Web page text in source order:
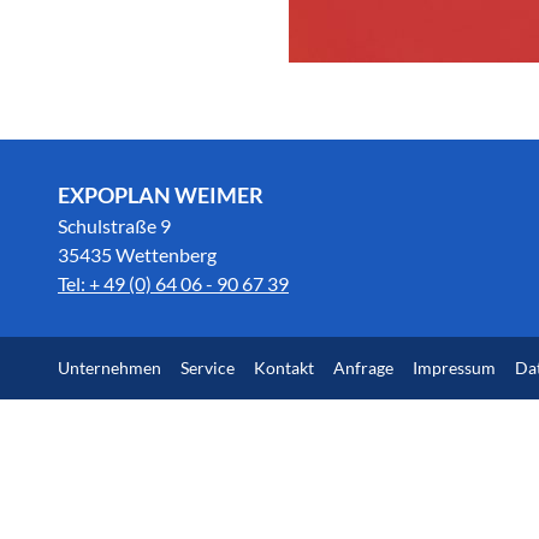
EXPOPLAN WEIMER
Schulstraße 9
35435 Wettenberg
Tel: + 49 (0) 64 06 - 90 67 39
Unternehmen Service Kontakt Anfrage Impressum